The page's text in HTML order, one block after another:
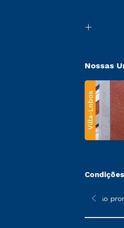
Nossas
Villa-Lobos
sofrer alterações nos
*A condição